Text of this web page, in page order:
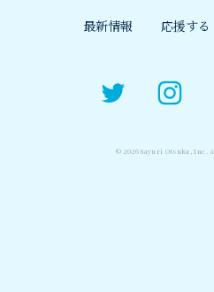
最新情報
応援する
Twitter
© 2026 Sayuri Otsuka, Inc.